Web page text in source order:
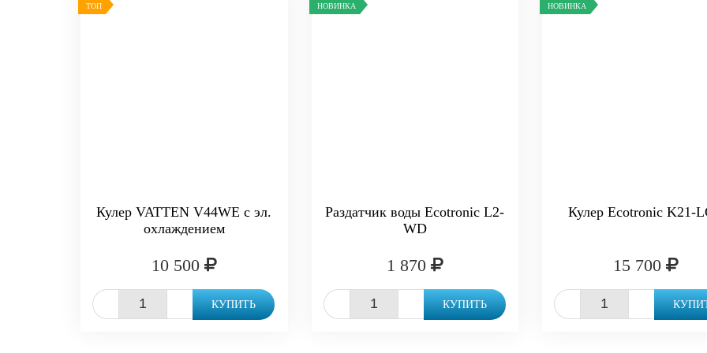
ТОП
Кулер VATTEN V44WE с эл.
охлаждением
10 500
КУПИТЬ
НОВИНКА
Раздатчик воды Ecotronic L2-
WD
1 870
КУПИТЬ
НОВИНКА
Кулер Ecotronic K21-
15 700